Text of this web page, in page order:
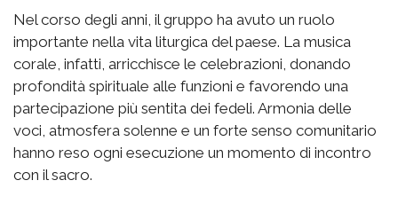
Nel corso degli anni, il gruppo ha avuto un ruolo
importante nella vita liturgica del paese. La musica
corale, infatti, arricchisce le celebrazioni, donando
profondità spirituale alle funzioni e favorendo una
partecipazione più sentita dei fedeli. Armonia delle
voci, atmosfera solenne e un forte senso comunitario
hanno reso ogni esecuzione un momento di incontro
con il sacro.